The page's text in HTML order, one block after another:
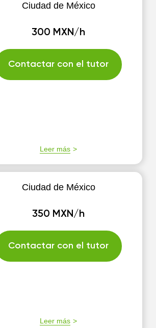
Ciudad de México
300 MXN/h
Contactar con el tutor
Leer más
Ciudad de México
350 MXN/h
Contactar con el tutor
Leer más